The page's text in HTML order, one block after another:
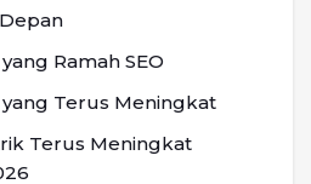
Ramah SEO
Terus Meningkat
Terus Meningkat